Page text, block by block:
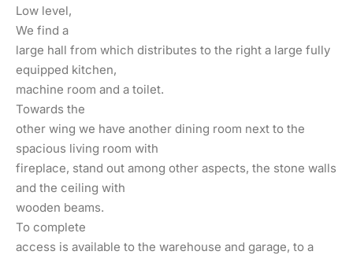
Low level,
We find a
large hall from which distributes to the right a large fully
equipped kitchen,
machine room and a toilet.
Towards the
other wing we have another dining room next to the
spacious living room with
fireplace, stand out among other aspects, the stone walls
and the ceiling with
wooden beams.
To complete
access is available to the warehouse and garage, to a